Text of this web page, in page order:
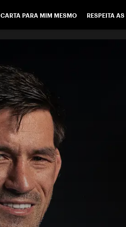
CARTA PARA MIM MESMO RESPEITA